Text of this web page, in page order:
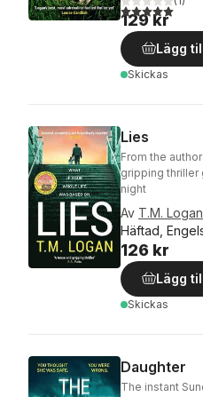
5,0utav 5
129 kr
Lägg
Skickas
Lies
From the
gripping thriller
night
Av T.M. Logan
Häftad,
126 kr
Lägg
Skickas
Daughter
The instant